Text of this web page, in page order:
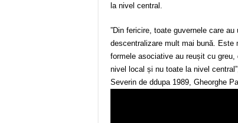
la nivel central.
”Din fericire, toate guvernele care
descentralizare mult mai bună. Este
formele asociative au reușit cu
nivel local și nu toate la nivel
Severin de ddupa 1989, Gheorghe